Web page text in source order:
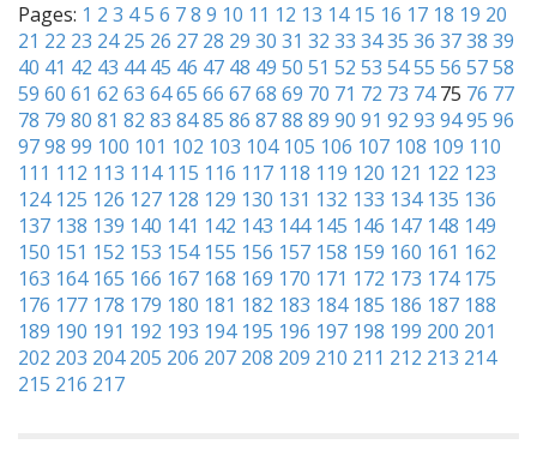
Pages: 1 2 3 45 6 78 9 10 11 12 13 14 15 16 17 18 19 20
21 22 23 24 25 26 27 28 29 30 31 32 33 3435 36 3738 39
40 41 42 43 44 45 46 47 48 49 50 51 52 53 5455 56 5758
59 60 61 62 63 6465 66 6768 69 70 71 72 73 74 75 76 77
78 79 80 81 82 83 8485 86 8788 89 90 91 92 93 9495 96
9798 99 100 101 102 103 104 105 106 107 108 109 110
111 112 113 114 115 116 117 118 119 120 121 122 123
124 125 126 127 128 129 130 131 132 133 134 135 136
137 138 139 140 141 142 143 144 145 146 147 148 149
150 151 152 153 154 155 156 157 158 159 160 161 162
163 164 165 166 167 168 169 170 171 172 173 174 175
176 177 178 179 180 181 182 183 184 185 186 187 188
189 190 191 192 193 194 195 196 197 198 199 200 201
202 203 204 205 206 207 208 209 210 211 212 213 214
215 216 217